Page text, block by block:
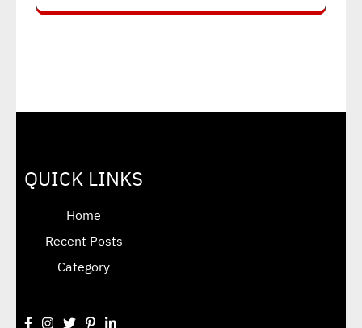
QUICK LINKS
Home
Recent Posts
Category